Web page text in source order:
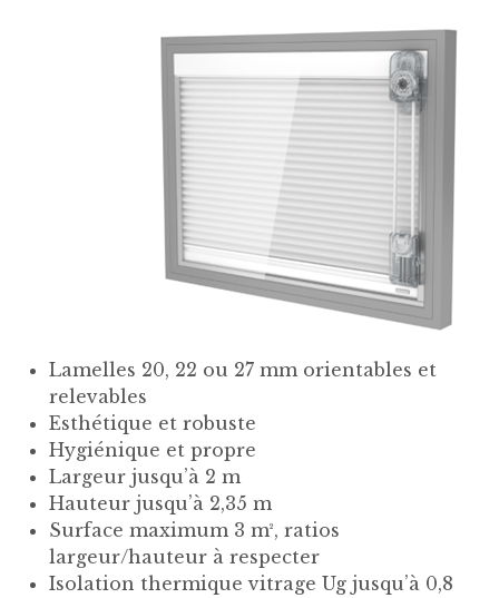
Lamelles 20, 22 ou 27 mm orientables et
relevables
Esthétique et robuste
Hygiénique et propre
Largeur jusqu’à 2 m
Hauteur jusqu’à 2,35 m
Surface maximum 3 m², ratios
largeur/hauteur à respecter
Isolation thermique vitrage Ug jusqu’à 0,8